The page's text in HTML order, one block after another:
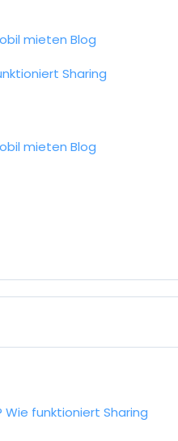
mieten Blog
Sharing
mieten Blog
Wie funktioniert Sharing